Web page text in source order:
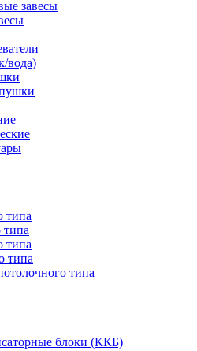
завесы
вода)
типа
типа
типа
типа
типа
блоки (ККБ)